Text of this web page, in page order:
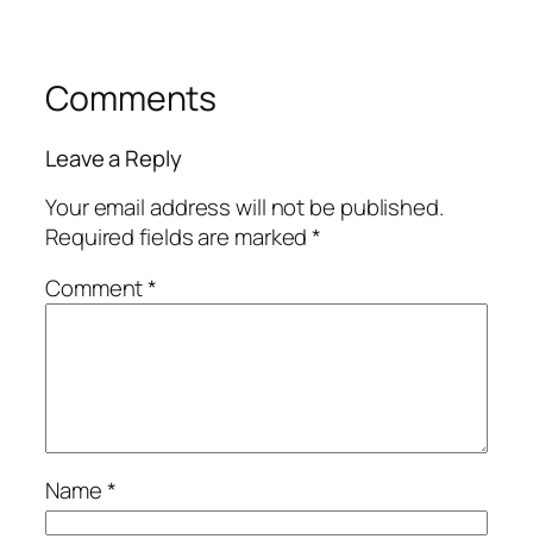
Comments
Leave a Reply
Your email address will not be published.
Required fields are marked*
Comment*
Name*